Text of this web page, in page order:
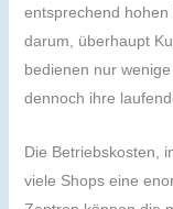
entsprechend
darum, überhaupt
bedienen nur
dennoch ihre
Die Betriebskosten,
viele Shops eine